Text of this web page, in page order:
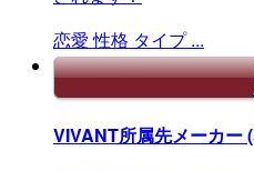
恋愛 性格 タイプ ...
VIVANT所属先メーカー